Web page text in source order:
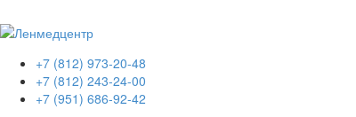
+7 (812) 973-20-48
+7 (812) 243-24-00
+7 (951) 686-92-42